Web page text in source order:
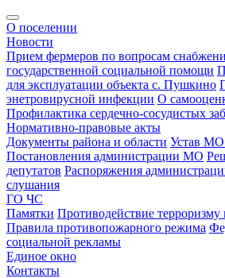
О поселении
Новости
Прием фермеров по вопросам
государственной социальной помощи
для эксплуатации объекта с. Пушкино
энетровирусной инфекции О
Профилактика сердечно-сосудистых
Нормативно-правовые акты
Документы района и области Устав МО
Постановления администрации МО
депутатов Распоряжения
слушания
ГО ЧС
Памятки Противодействие терроризму
Правила противопожарного режима
социальной рекламы
Единое окно
Контакты